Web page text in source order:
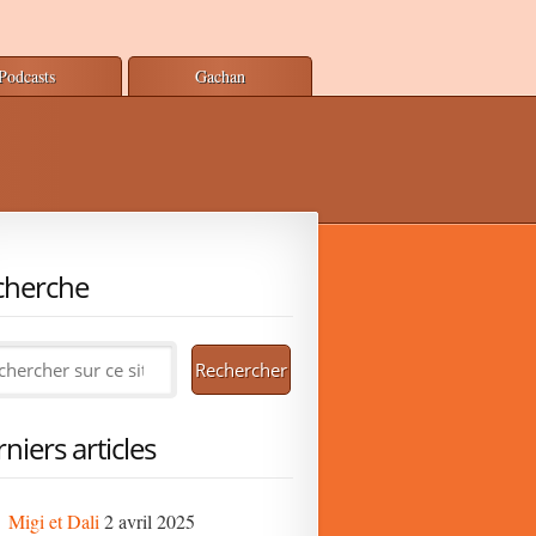
Gachan
articles
Migi et Dali 2 avril 2025